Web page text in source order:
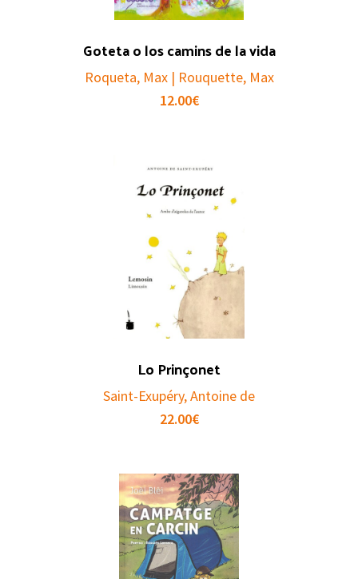
Goteta o los camins de la vida
Roqueta, Max | Rouquette, Max
12.00€
Lo Prinçonet
Saint-Exupéry, Antoine de
22.00€